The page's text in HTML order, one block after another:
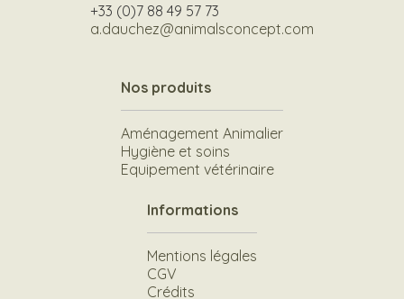
+33 (0)7 88 49 57 73
a.dauchez@animalsconcept.com
Nos produits
Aménagement Animalier
Hygiène et soins
Equipement vétérinaire
Informations
Mentions légales
CGV
Crédits